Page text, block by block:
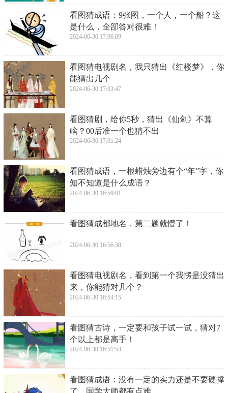
​看图猜成语：9张图，一个人，一个船？这
是什么，全部答对很难！
2024-06-30 17:06:09
​看图猜电视剧名，我只猜出《红楼梦》，你
能猜出几个
2024-06-30 17:03:47
​看图猜剧，给你5秒，猜出《仙剑》不算
啥？00后准一个也猜不出
2024-06-30 17:01:24
​看图猜成语，一根蜡烛旁边有个“年”字，你
知不知道是什么成语？
2024-06-30 16:59:01
​看图猜成都地名，第二题就懵了！
2024-06-30 16:56:38
​看图猜电视剧名，看到第一个我愣是没猜出
来，你能猜对几个？
2024-06-30 16:54:15
​看图猜古诗，一定要和孩子试一试，猜对7
个以上都是高手！
2024-06-30 16:51:53
​看图猜成语：没有一定的实力还是不要硬撑